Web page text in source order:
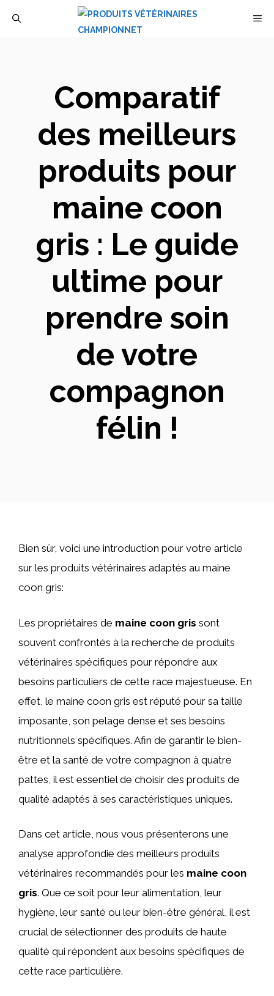
Comparatif
des meilleurs
produits pour
maine coon
gris : Le guide
ultime pour
prendre soin
de votre
compagnon
félin !
Bien sûr, voici une introduction pour votre article
sur les produits vétérinaires adaptés au maine
coon gris:
Les propriétaires de maine coon gris sont
souvent confrontés à la recherche de produits
vétérinaires spécifiques pour répondre aux
besoins particuliers de cette race majestueuse. En
effet, le maine coon gris est réputé pour sa taille
imposante, son pelage dense et ses besoins
nutritionnels spécifiques. Afin de garantir le bien-
être et la santé de votre compagnon à quatre
pattes, il est essentiel de choisir des produits de
qualité adaptés à ses caractéristiques uniques.
Dans cet article, nous vous présenterons une
analyse approfondie des meilleurs produits
vétérinaires recommandés pour les maine coon
gris. Que ce soit pour leur alimentation, leur
hygiène, leur santé ou leur bien-être général, il est
crucial de sélectionner des produits de haute
qualité qui répondent aux besoins spécifiques de
cette race particulière.